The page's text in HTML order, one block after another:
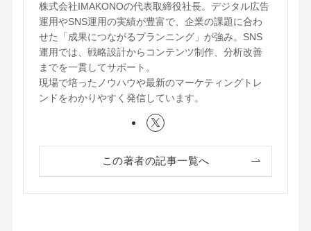
株式会社IMAKONOの代表取締役社長。デジタル広告
運用やSNS運用の実績が豊富で、企業の課題に合わ
せた「成果につながるプランニング」が強み。SNS
運用では、戦略設計からコンテンツ制作、分析改善
までを一貫してサポート。
現場で培ったノウハウや最新のマーケティングトレ
ンドをわかりやすく発信しています。
この著者の記事一覧へ